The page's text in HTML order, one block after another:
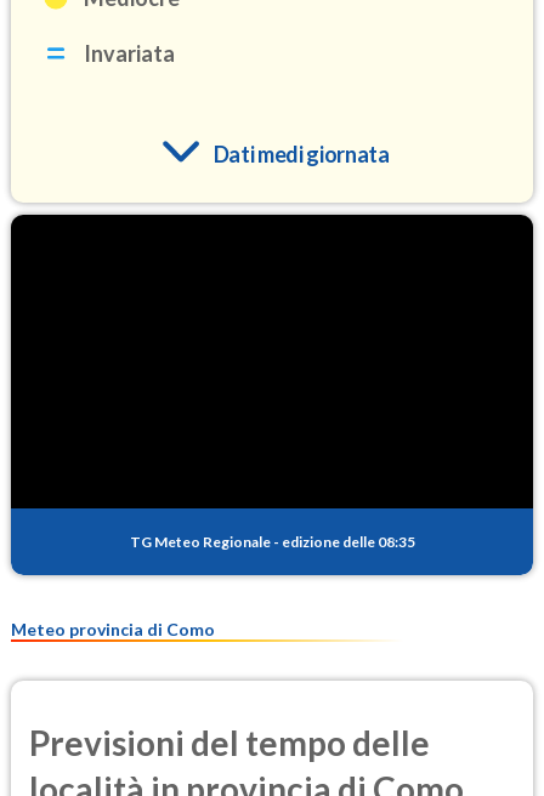
Invariata
Dati medi giornata
PM25
TG Meteo Regionale - edizione delle 08:35
Meteo provincia di Como
Previsioni del tempo delle